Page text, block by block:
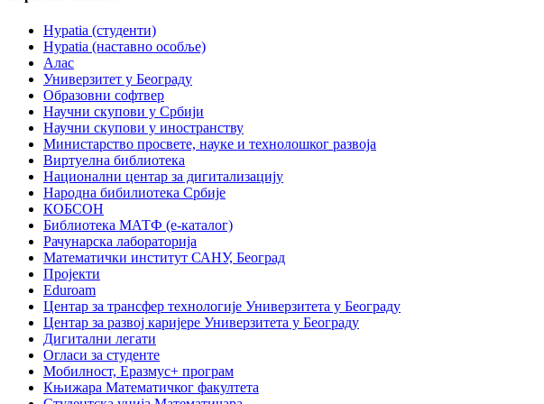
Hypatia (студенти)
Hypatia (наставно особље)
Алас
Универзитет у Београду
Образовни софтвер
Научни скупови у Србији
Научни скупови у иностранству
Министарство просвете, науке и технолошког развоја
Виртуелна библиотека
Национални центар за дигитализацију
Народна бибилиотека Србије
КОБСОН
Библиотека МАТФ (е-каталог)
Рачунарска лабораторија
Математички институт САНУ, Београд
Пројекти
Eduroam
Центар за трансфер технологије Универзитета у Београду
Центар за развој каријере Универзитета у Београду
Дигитални легати
Огласи за студенте
Мобилност, Еразмус+ програм
Књижара Математичког факултета